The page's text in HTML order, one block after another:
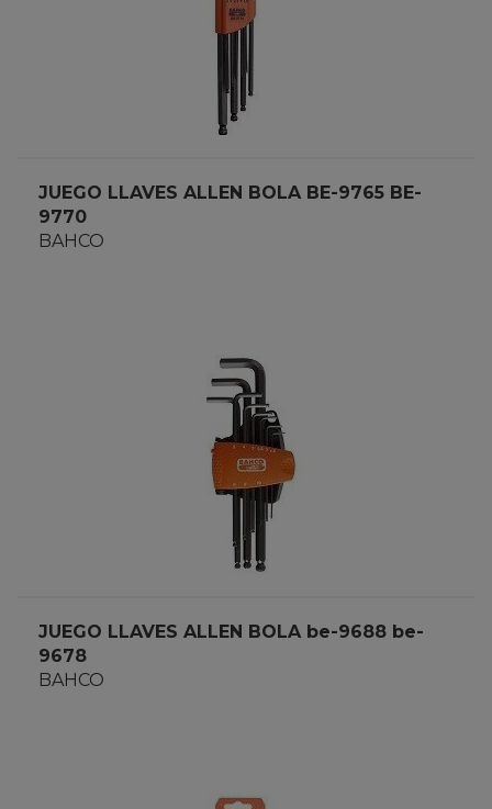
JUEGO LLAVES ALLEN BOLA BE-9765 BE-
9770
BAHCO
JUEGO LLAVES ALLEN BOLA be-9688 be-
9678
BAHCO